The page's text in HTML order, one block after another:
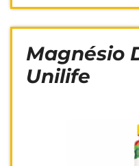
Magnésio
Unilife